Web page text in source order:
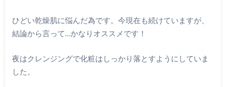
ひどい乾燥肌に悩んだ為です。今現在も続けていますが、
結論から言って…かなりオススメです！
夜はクレンジングで化粧はしっかり落とすようにしていま
した。